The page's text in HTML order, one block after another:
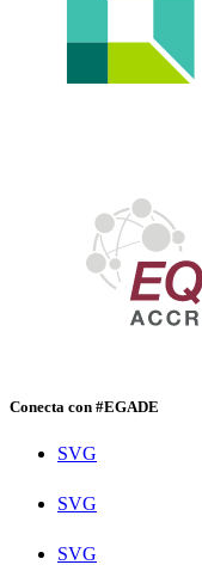
Conecta con #EGADE
SVG
SVG
SVG